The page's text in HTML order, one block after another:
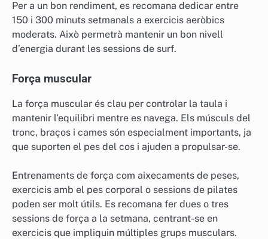
Per a un bon rendiment, es recomana dedicar entre
150 i 300 minuts setmanals a exercicis aeròbics
moderats. Això permetrà mantenir un bon nivell
d’energia durant les sessions de surf.
Força muscular
La força muscular és clau per controlar la taula i
mantenir l’equilibri mentre es navega. Els músculs del
tronc, braços i cames són especialment importants, ja
que suporten el pes del cos i ajuden a propulsar-se.
Entrenaments de força com aixecaments de peses,
exercicis amb el pes corporal o sessions de pilates
poden ser molt útils. Es recomana fer dues o tres
sessions de força a la setmana, centrant-se en
exercicis que impliquin múltiples grups musculars.